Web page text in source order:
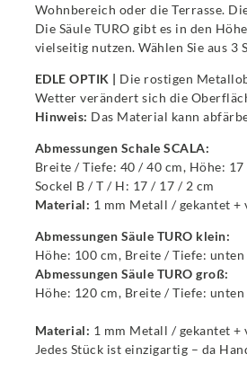
Wohnbereich oder die Terrasse.
Die Säule TURO gibt es in den
vielseitig nutzen. Wählen Sie aus 3
EDLE OPTIK | Die rostigen
Wetter verändert sich die
Hinweis: Das Material kann
Abmessungen Schale SCALA:
Breite / Tiefe: 40 / 40 cm, Höhe: 17
Sockel B / T / H: 17 / 17 / 2 cm
Material: 1 mm Metall / gekantet +
Abmessungen Säule TURO klein:
Höhe: 100 cm, Breite / Tiefe:
Abmessungen Säule TURO groß:
Höhe: 120 cm, Breite / Tiefe:
Material: 1 mm Metall / gekantet +
Jedes Stück ist einzigartig – da